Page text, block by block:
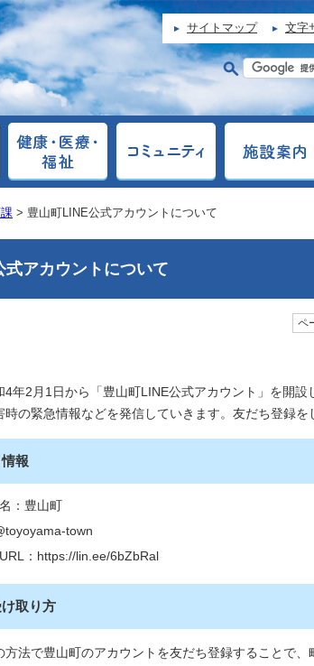
サイトマップ 文字
> 豊山町LINE公式アカウントについて
式アカウントについて
ペ
4年2月1日から「豊山町LINE公式アカウント」を開設
の緊急情報などを発信していきます。友だち登録を
報
：豊山町
town
：https://lin.ee/6bZbRal
取り方
方法で豊山町のアカウントを友だち登録することで